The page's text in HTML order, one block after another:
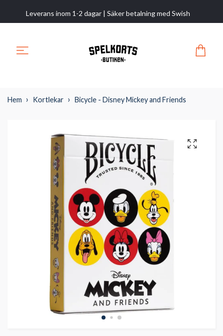
Leverans inom 1-2 dagar | Säker betalning med Swish
Hem Kortlekar Bicycle - Disney Mickey and Friends